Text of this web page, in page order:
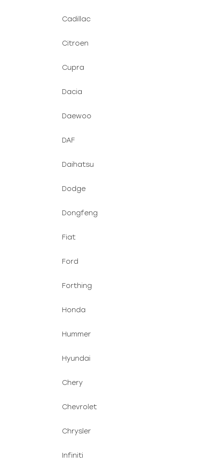
Cadillac
Citroen
Cupra
Dacia
Daewoo
DAF
Daihatsu
Dodge
Dongfeng
Fiat
Ford
Forthing
Honda
Hummer
Hyundai
Chery
Chevrolet
Chrysler
Infiniti